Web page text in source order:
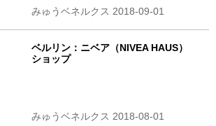
みゅうベネルクス 2018-09-01
ベルリン：ニベア（NIVEA HAUS）
ショップ
みゅうベネルクス 2018-08-01